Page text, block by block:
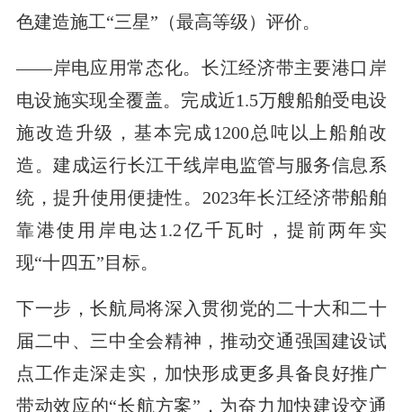
色建造施工“三星”（最高等级）评价。
——岸电应用常态化。长江经济带主要港口岸
电设施实现全覆盖。完成近1.5万艘船舶受电设
施改造升级，基本完成1200总吨以上船舶改
造。建成运行长江干线岸电监管与服务信息系
统，提升使用便捷性。2023年长江经济带船舶
靠港使用岸电达1.2亿千瓦时，提前两年实
现“十四五”目标。
下一步，长航局将深入贯彻党的二十大和二十
届二中、三中全会精神，推动交通强国建设试
点工作走深走实，加快形成更多具备良好推广
带动效应的“长航方案”，为奋力加快建设交通